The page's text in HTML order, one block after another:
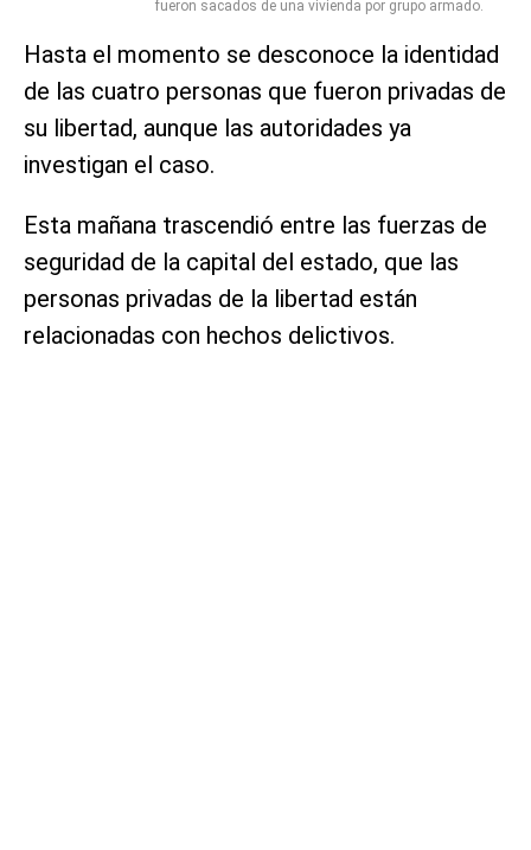
fueron sacados de una vivienda por grupo armado.
Hasta el momento se desconoce la identidad
de las cuatro personas que fueron privadas de
su libertad, aunque las autoridades ya
investigan el caso.
Esta mañana trascendió entre las fuerzas de
seguridad de la capital del estado, que las
personas privadas de la libertad están
relacionadas con hechos delictivos.